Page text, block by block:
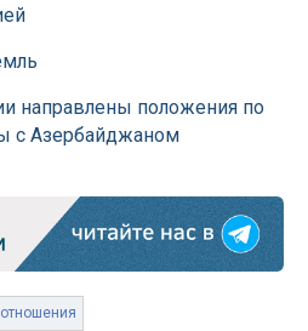
направлены положения по
с Азербайджаном